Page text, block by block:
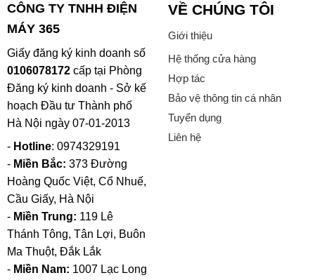
CÔNG TY TNHH ĐIỆN
MÁY 365
Giấy đăng ký kinh doanh số
0106078172cấp tại Phòng
Đăng ký kinh doanh - Sở kế
hoạch Đầu tư Thành phố
Hà Nội ngày 07-01-2013
- Hotline: 0974329191
- Miền Bắc: 373 Đường
Hoàng Quốc Việt, Cổ Nhuế,
Cầu Giấy, Hà Nội
- Miền Trung: 119 Lê
Thánh Tông, Tân Lợi, Buôn
Ma Thuột, Đắk Lắk
- Miền Nam: 1007 Lạc Long
VỀ CHÚNG TÔI
Giới thiệu
Hệ thống cửa hàng
Hợp tác
Bảo vệ thông tin cá nhân
Tuyển dụng
Liên hệ